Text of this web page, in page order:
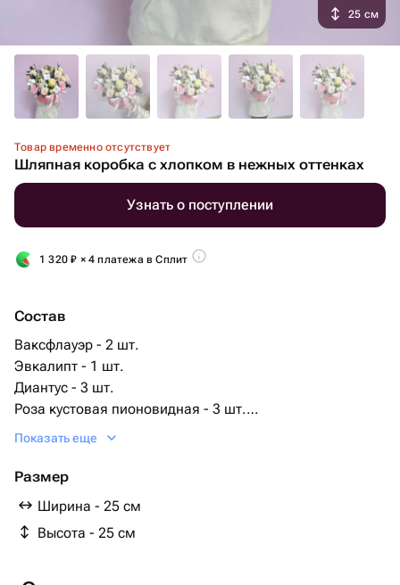
Товар временно отсутствует
Шляпная коробка с хлопком в нежных оттенках
Узнать о поступлении
1 320₽ × 4 платежа в Сплит
Состав
Ваксфлауэр - 2 шт.
Эвкалипт - 1 шт.
Диантус - 3 шт.
Роза кустовая пионовидная - 3 шт.
Ирис белый - 3 шт.
Хлопок натуральный - 4 шт.
Упаковка пленка матовая - 1 шт.
Шляпных Коробок Без Крышки - 1 шт.
Показать еще
Размер
Ширина - 25 см
Высота - 25 см
25 см